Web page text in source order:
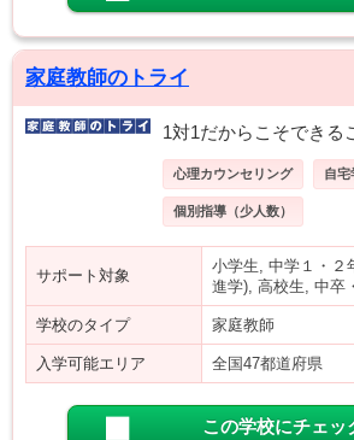
家庭教師のトライ
1対1だからこそできる
心理カウンセリング 自宅
個別指導（少人数）
サポート対象
小学生, 中学１・２
進学), 高校生, 中卒
学校のタイプ 家庭教師
入学可能エリア 全国47都道府県
この学校にチェッ